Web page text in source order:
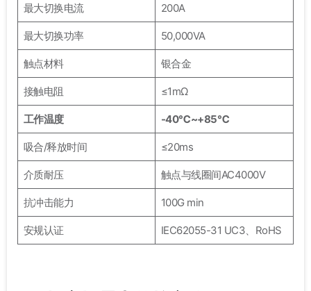
最大切换电流 200A
最大切换功率 50,000VA
触点材料 银合金
接触电阻 ≤1mΩ
工作温度 -40℃~+85℃
吸合/释放时间 ≤20ms
介质耐压 触点与线圈间AC4000V
抗冲击能力 100G min
安规认证 IEC62055-31 UC3、RoHS